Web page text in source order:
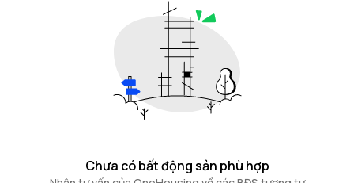
Chưa có bất động sản phù hợp